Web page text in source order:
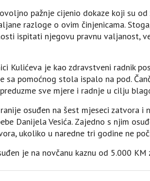
pažnje cijenio dokaze koji su
razloge o ovim činjenicama.
ispitati njegovu pravnu valjanost,
Kulićeva je kao zdravstveni radnik
sa pomoćnog stola ispalo na pod.
sve mjere i radnje u cilju
osuđen na šest mjeseci zatvora
Danijela Vesića. Zajedno s njim
ukoliko u naredne tri godine ne
je na novčanu kaznu od 5.000